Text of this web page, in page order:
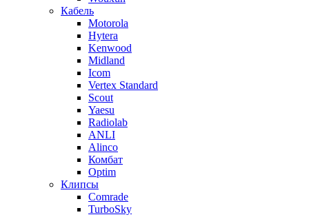
Кабель
Motorola
Hytera
Kenwood
Midland
Icom
Vertex Standard
Scout
Yaesu
Radiolab
ANLI
Alinco
Комбат
Optim
Клипсы
Comrade
TurboSky